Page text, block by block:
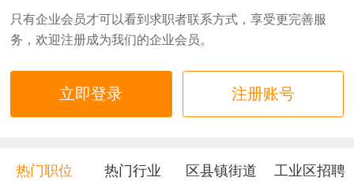
只有企业会员才可以看到求职者联系方式，享受更完善服
务，欢迎注册成为我们的企业会员。
立即登录 注册账号
热门职位 热门行业 区县镇街道 工业区招聘